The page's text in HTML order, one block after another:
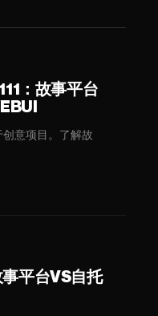
：故事平台
创意项目。了解故
平台VS自托